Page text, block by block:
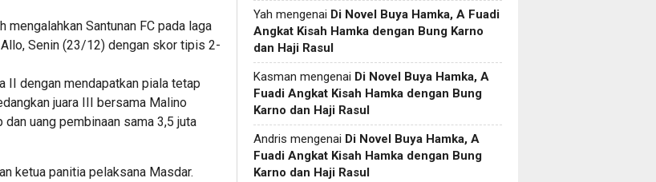
Santunan FC pada laga
Senin (23/12) dengan skor tipis 2-
II dengan mendapatkan piala tetap
juara III bersama Malino
uang pembinaan sama 3,5 juta
ketua panitia pelaksana Masdar.
Yah mengenai Di Novel Buya Hamka, A Fuadi
Angkat Kisah Hamka dengan Bung Karno
dan Haji Rasul
Kasman mengenai Di Novel Buya Hamka, A
Fuadi Angkat Kisah Hamka dengan Bung
Karno dan Haji Rasul
Andris mengenai Di Novel Buya Hamka, A
Fuadi Angkat Kisah Hamka dengan Bung
Karno dan Haji Rasul